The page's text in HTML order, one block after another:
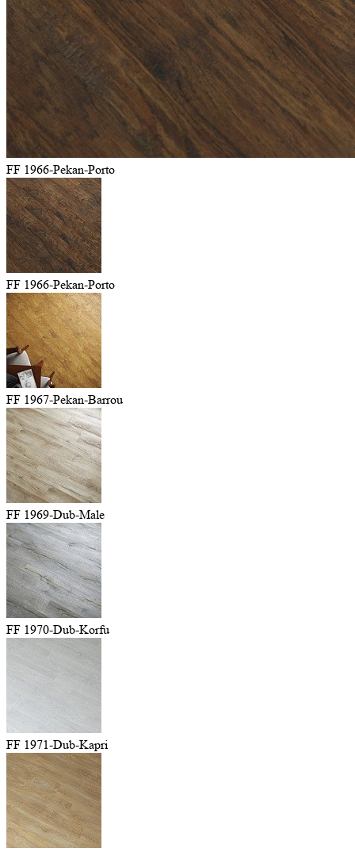
FF 1966-Pekan-Porto
FF 1966-Pekan-Porto
FF 1967-Pekan-Barrou
FF 1969-Dub-Male
FF 1970-Dub-Korfu
FF 1971-Dub-Kapri